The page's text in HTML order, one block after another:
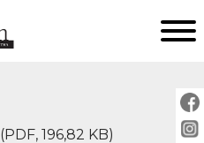
(PDF, 196,82 KB)